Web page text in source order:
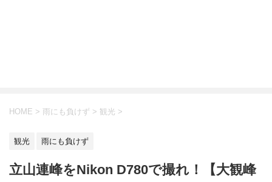
HOME > 雨にも負けず > 観光 >
観光 雨にも負けず
立山連峰をNikon D780で撮れ！【大観峰